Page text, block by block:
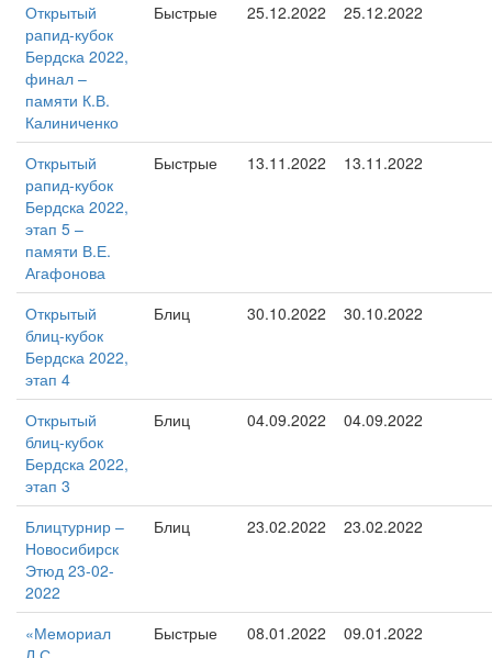
Открытый
рапид-кубок
Бердска 2022,
финал –
памяти К.В.
Калиниченко
Быстрые 25.12.2022 25.12.2022
Открытый
рапид-кубок
Бердска 2022,
этап 5 –
памяти В.Е.
Агафонова
Быстрые 13.11.2022 13.11.2022
Открытый
блиц-кубок
Бердска 2022,
этап 4
Блиц 30.10.2022 30.10.2022
Открытый
блиц-кубок
Бердска 2022,
этап 3
Блиц 04.09.2022 04.09.2022
Блицтурнир –
Новосибирск
Этюд 23-02-
2022
Блиц 23.02.2022 23.02.2022
«Мемориал
Быстрые 08.01.2022 09.01.2022